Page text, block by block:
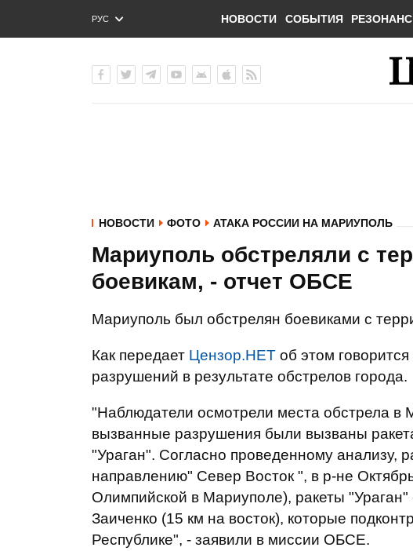
РУС
ENG
НОВОСТИ СОБЫТИЯ РЕЗОНАНС
НОВОСТИ ФОТО АТАКА РОССИИ НА МАРИУПОЛЬ
Мариуполь обстреляли с
боевикам, - отчет ОБСЕ
Мариуполь был обстрелян боевиками с
Как передает Цензор.НЕТ об этом говорится
разрушений в результате обстрелов города.
"Наблюдатели осмотрели места обстрела в
вызванные разрушения были вызваны
"Ураган". Согласно проведенному анализу,
направлению" Север Восток ", в р-не
Олимпийской в Мариуполе), ракеты "Ураган"
Заиченко (15 км на восток), которые
Республике", - заявили в миссии ОБСЕ.